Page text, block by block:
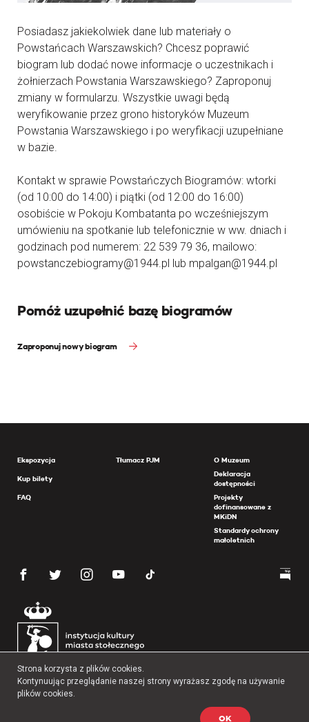
Posiadasz jakiekolwiek dane lub materiały o
Powstańcach Warszawskich? Chcesz poprawić
biogram lub dodać nowe informacje o uczestnikach i
żołnierzach Powstania Warszawskiego? Zaproponuj
zmiany w formularzu. Wszystkie uwagi będą
weryfikowanie przez grono historyków Muzeum
Powstania Warszawskiego i po weryfikacji uzupełniane
w bazie.
Kontakt w sprawie Powstańczych Biogramów: wtorki
(od 10:00 do 14:00) i piątki (od 12:00 do 16:00)
osobiście w Pokoju Kombatanta po wcześniejszym
umówieniu na spotkanie lub telefonicznie w ww. dniach i
godzinach pod numerem: 22 539 79 36, mailowo:
powstanczebiogramy@1944.pl lub mpalgan@1944.pl
Pomóż uzupełnić bazę biogramów
Zaproponuj nowy biogram
Ekspozycja
Kup bilety
FAQ
Tłumacz PJM
O Muzeum
Deklaracja
dostępności
Projekty
dofinansowane z
MKiDN
Standardy ochrony
małoletnich
Strona korzysta z plików cookies.
Kontynuując przeglądanie naszej strony wyrażasz zgodę na używanie
plików cookies.
OK